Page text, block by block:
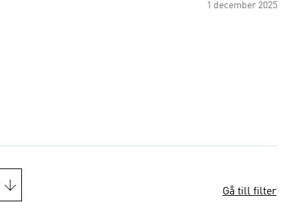
1 december 2025
Gå till filter